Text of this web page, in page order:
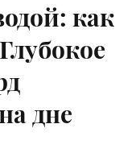
как
дне